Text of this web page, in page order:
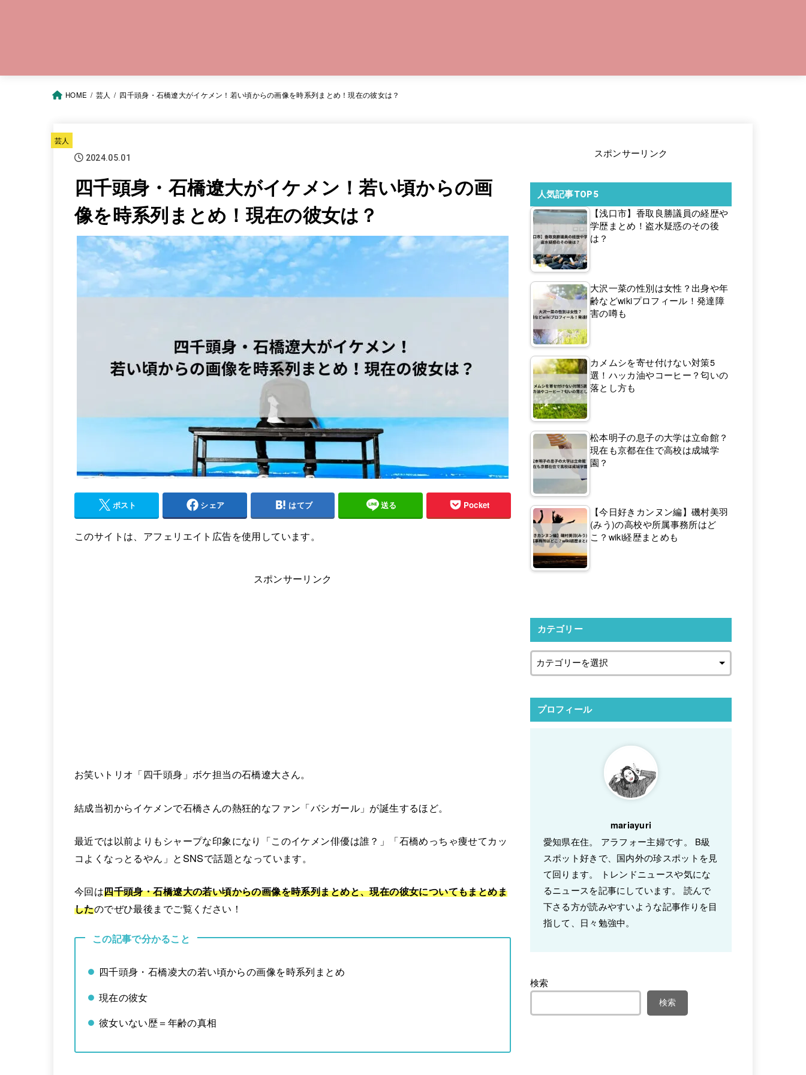
HOME 芸人 四千頭身・石橋遼大がイケメン！若い頃からの画像を時系列まとめ！現在の彼女は？
芸人
2024.05.01
四千頭身・石橋遼大がイケメン！若い頃からの画
像を時系列まとめ！現在の彼女は？
ポスト シェア はてブ 送る Pocket
このサイトは、アフェリエイト広告を使用しています。
スポンサーリンク
お笑いトリオ「四千頭身」ボケ担当の石橋遼大さん。
結成当初からイケメンで石橋さんの熱狂的なファン「バシガール」が誕生するほど。
最近では以前よりもシャープな印象になり「このイケメン俳優は誰？」「石橋めっちゃ痩せてカッ
コよくなっとるやん」とSNSで話題となっています。
今回は四千頭身・石橋遼大の若い頃からの画像を時系列まとめと、現在の彼女についてもまとめま
したのでぜひ最後までご覧ください！
この記事で分かること
四千頭身・石橋凌大の若い頃からの画像を時系列まとめ
現在の彼女
彼女いない歴＝年齢の真相
スポンサーリンク
人気記事TOP5
【浅口市】香取良勝議員の経歴や
学歴まとめ！盗水疑惑のその後
は？
大沢一菜の性別は女性？出身や年
齢などwikiプロフィール！発達障
害の噂も
カメムシを寄せ付けない対策5
選！ハッカ油やコーヒー？匂いの
落とし方も
松本明子の息子の大学は立命館？
現在も京都在住で高校は成城学
園？
【今日好きカンヌン編】磯村美羽
(みう)の高校や所属事務所はど
こ？wiki経歴まとめも
カテゴリー
プロフィール
mariayuri
愛知県在住。 アラフォー主婦です。 B級
スポット好きで、国内外の珍スポットを見
て回ります。 トレンドニュースや気にな
るニュースを記事にしています。 読んで
下さる方が読みやすいような記事作りを目
指して、日々勉強中。
検索
検索